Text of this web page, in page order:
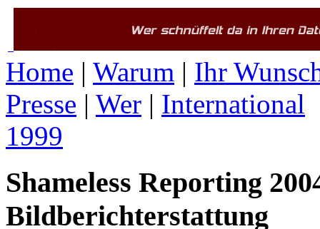
Home | Warum | Ihr
Presse | Wer | International
1999
Shameless Reporting
Bildberichterstattung